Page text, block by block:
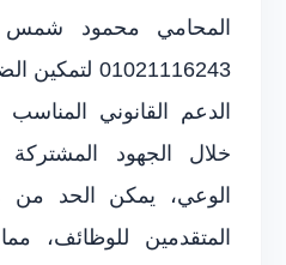
المحامي محمود شمس
01021116243
الدعم القانوني
خلال الجهود المشتركة
الوعي، يمكن الحد من
المتقدمين للوظائف،